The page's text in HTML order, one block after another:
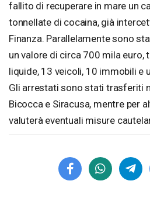
fallito di recuperare in mare un
tonnellate di cocaina, già
Finanza. Parallelamente sono
un valore di circa 700 mila euro,
liquide, 13 veicoli, 10 immobili e
Gli arrestati sono stati trasferiti
Bicocca e Siracusa, mentre per
valuterà eventuali misure